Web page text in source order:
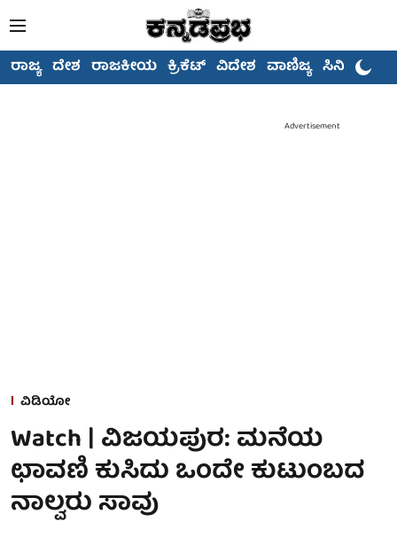
ರಾಜ್ಯ ದೇಶ ರಾಜಕೀಯ ಕ್ರಿಕೆಟ್ ವಿದೇಶ ವಾಣಿಜ್ಯ ಸಿನಿಮಾ
Advertisement
ವಿಡಿಯೋ
Watch | ವಿಜಯಪುರ: ಮನೆಯ
ಛಾವಣಿ ಕುಸಿದು ಒಂದೇ ಕುಟುಂಬದ
ನಾಲ್ವರು ಸಾವು